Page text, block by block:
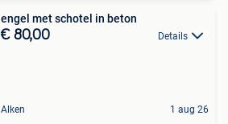
engel met schotel in beton
€ 80,00 Details
Alken 1 aug 26